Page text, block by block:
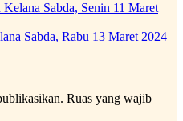
Sabda, Senin 11 Maret
Sabda, Rabu 13 Maret 2024
Ruas yang wajib